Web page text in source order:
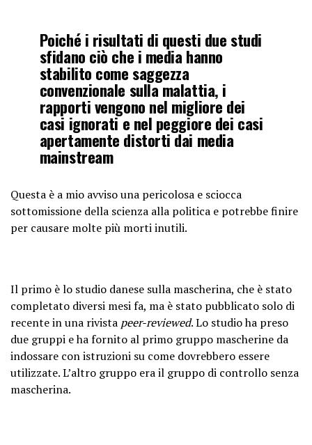
Poiché i risultati di questi due studi
sfidano ciò che i media hanno
stabilito come saggezza
convenzionale sulla malattia, i
rapporti vengono nel migliore dei
casi ignorati e nel peggiore dei casi
apertamente distorti dai media
mainstream
Questa è a mio avviso una pericolosa e sciocca
sottomissione della scienza alla politica e potrebbe finire
per causare molte più morti inutili.
Il primo è lo studio danese sulla mascherina, che è stato
completato diversi mesi fa, ma è stato pubblicato solo di
recente in una rivista peer-reviewed. Lo studio ha preso
due gruppi e ha fornito al primo gruppo mascherine da
indossare con istruzioni su come dovrebbero essere
utilizzate. L’altro gruppo era il gruppo di controllo senza
mascherina.